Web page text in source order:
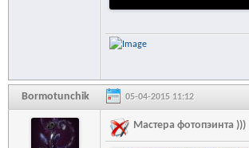
Bormotunchik 05-04-2015 11:12
Мастера фотопэинта )))